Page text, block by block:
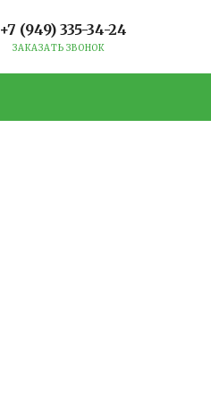
+7 (949) 335-34-24
ЗАКАЗАТЬ ЗВОНОК